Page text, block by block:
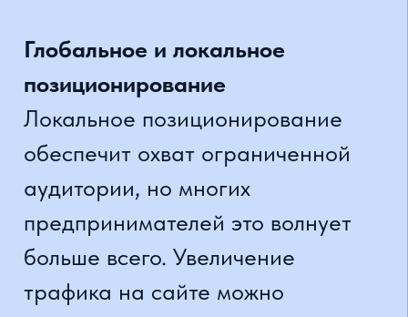
Стоит ли позиционировать
интернет-магазин?
Определенно, да, потому что это
шанс привлечь новых клиентов,
еще не знакомых с сайтом,
услугой или продуктом. Таким
узнаваемость бренда и доверие к
нему, и проявляется забота о
своем имидже эксперта в